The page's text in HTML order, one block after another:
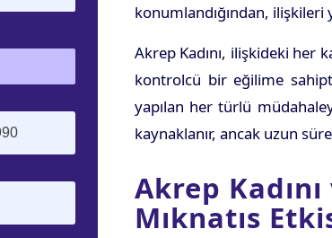
konumlandığından,
Akrep Kadını, ilişkideki her
kontrolcü bir eğilime
yapılan her türlü
kaynaklanır, ancak uzun
Akrep
Mıknatıs